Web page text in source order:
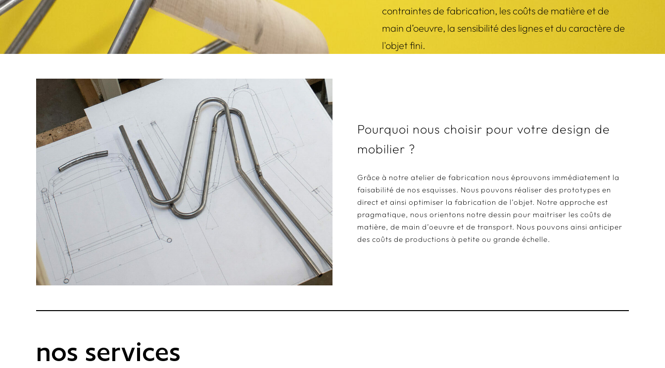
contraintes de fabrication, les coûts de matière et de
main d’oeuvre, la sensibilité des lignes et du caractère de
l'objet fini.
Pourquoi nous choisir pour votre design de
mobilier ?
Grâce à notre atelier de fabrication nous éprouvons immédiatement la
faisabilité de nos esquisses. Nous pouvons réaliser des prototypes en
direct et ainsi optimiser la fabrication de l’objet. Notre approche est
pragmatique, nous orientons notre dessin pour maitriser les coûts de
matière, de main d’oeuvre et de transport. Nous pouvons ainsi anticiper
des coûts de productions à petite ou grande échelle.
nos services